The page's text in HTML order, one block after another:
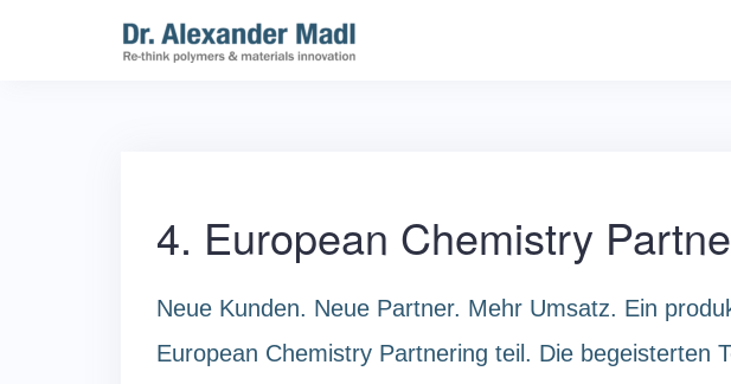
4. European Chemistry
Neue Kunden. Neue Partner. Mehr Umsatz. Ein
European Chemistry Partnering teil. Die begeisterten